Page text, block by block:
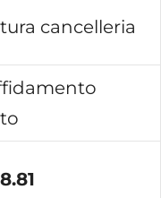
cancelleria